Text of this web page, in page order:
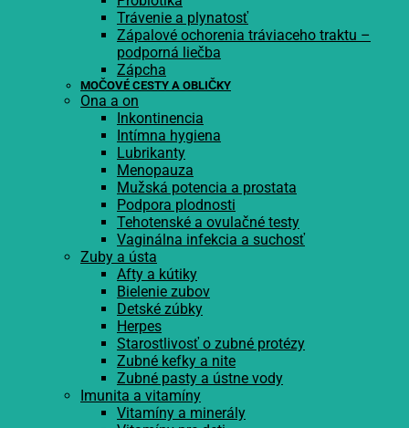
Trávenie a plynatosť
Zápalové ochorenia tráviaceho traktu –
podporná liečba
Zápcha
MOČOVÉ CESTY A OBLIČKY
Ona a on
Inkontinencia
Intímna hygiena
Lubrikanty
Menopauza
Mužská potencia a prostata
Podpora plodnosti
Tehotenské a ovulačné testy
Vaginálna infekcia a suchosť
Zuby a ústa
Afty a kútiky
Bielenie zubov
Detské zúbky
Herpes
Starostlivosť o zubné protézy
Zubné kefky a nite
Zubné pasty a ústne vody
Imunita a vitamíny
Vitamíny a minerály